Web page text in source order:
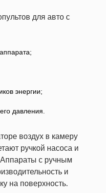
для авто с
энергии;
давления.
воздух в камеру
ручкой насоса и
Аппараты с ручным
и
на поверхность.